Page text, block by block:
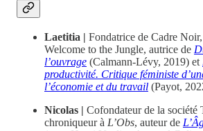
Laetitia | Fondatrice de Cadre
Welcome to the Jungle, autrice de
l’ouvrage (Calmann-Lévy, 2019) et
productivité. Critique féministe
l’économie et du travail (Payot,
Nicolas | Cofondateur de la société
chroniqueur à L’Obs, auteur de